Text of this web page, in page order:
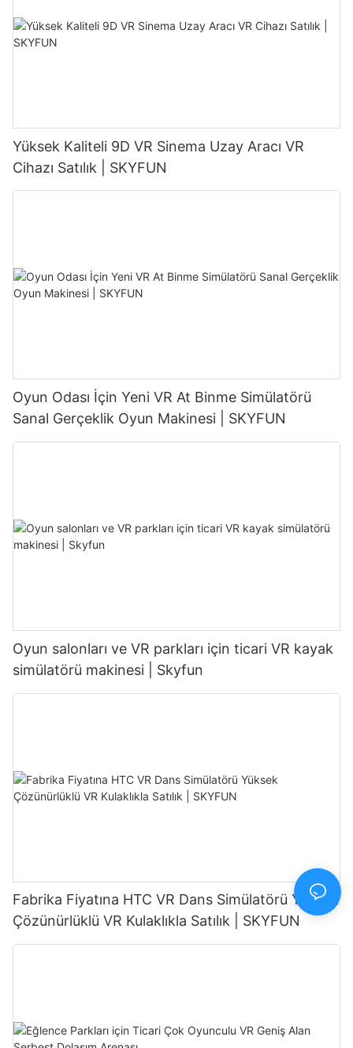
Yüksek Kaliteli 9D VR Sinema Uzay Aracı VR
Cihazı Satılık | SKYFUN
Oyun Odası İçin Yeni VR At Binme Simülatörü
Sanal Gerçeklik Oyun Makinesi | SKYFUN
Oyun salonları ve VR parkları için ticari VR kayak
simülatörü makinesi | Skyfun
Fabrika Fiyatına HTC VR Dans Simülatörü Yüksek
Çözünürlüklü VR Kulaklıkla Satılık | SKYFUN